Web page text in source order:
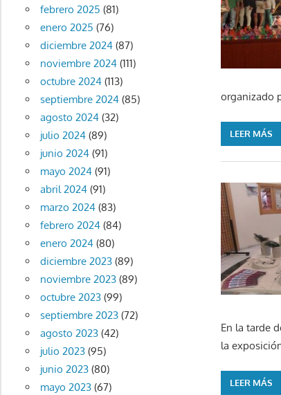
organizado
LEER MÁS
En la tarde
la
LEER MÁS
febrero 2025 (81)
enero 2025 (76)
diciembre 2024(87)
noviembre 2024(111)
octubre 2024(113)
septiembre 2024(85)
agosto 2024(32)
julio 2024(89)
junio 2024(91)
mayo 2024(91)
abril 2024(91)
marzo 2024(83)
febrero 2024(84)
enero 2024(80)
diciembre 2023(89)
noviembre 2023(89)
octubre 2023(99)
septiembre 2023(72)
agosto 2023(42)
julio 2023(95)
junio 2023(80)
mayo 2023(67)